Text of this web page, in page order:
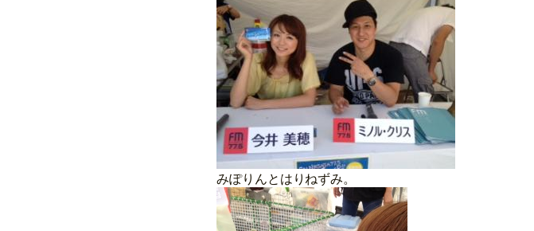
みぽりんとはりねずみ。